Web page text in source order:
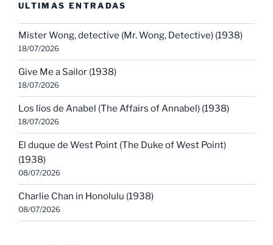
ULTIMAS ENTRADAS
Mister Wong, detective (Mr. Wong, Detective) (1938)
18/07/2026
Give Me a Sailor (1938)
18/07/2026
Los líos de Anabel (The Affairs of Annabel) (1938)
18/07/2026
El duque de West Point (The Duke of West Point)
(1938)
08/07/2026
Charlie Chan in Honolulu (1938)
08/07/2026